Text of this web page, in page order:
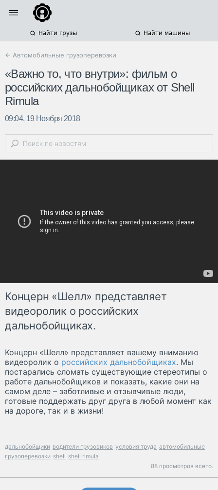
Найти грузы Найти машины
← Автомобильные грузоперевозки
«Важно то, что внутри»: фильм о
российских дальнобойщиках от Shell
Rimula
09:04, 19 Ноября 2018
Концерн «Шелл» представляет
видеоролик о российских
дальнобойщиках.
Концерн «Шелл» представляет вашему вниманию
видеоролик о российских дальнобойщиках. Мы
постарались сломать существующие стереотипы о
работе дальнобойщиков и показать, какие они на
самом деле – заботливые и отзывчивые люди,
готовые поддержать друг друга в любой момент как
на дороге, так и в жизни!
дальнобойщики водители грузовиков условия труда автомобильные
грузоперевозки shell shell rimula
88 просмотров всего.